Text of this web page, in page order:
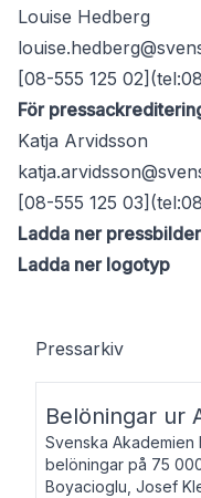
Louise Hedberg
[08-555 125
För
Katja Arvidsson
[08-555 125
Ladda ner pressbilder
Ladda ner logotyp
Pressarkiv
Belöningar ur
Svenska
belöningar på 75
Boyacioglu, Josef